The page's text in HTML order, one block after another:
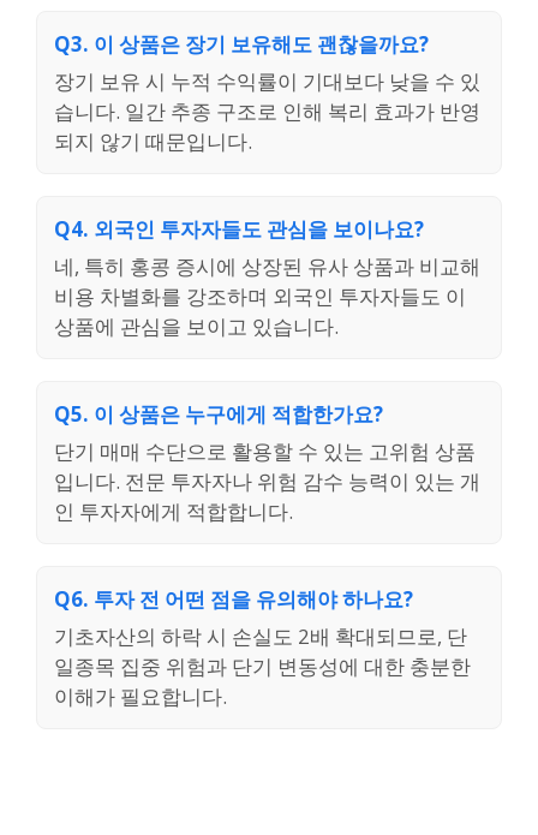
Q3. 이 상품은 장기 보유해도 괜찮을까요?
장기 보유 시 누적 수익률이 기대보다 낮을 수 있
습니다. 일간 추종 구조로 인해 복리 효과가 반영
되지 않기 때문입니다.
Q4. 외국인 투자자들도 관심을 보이나요?
네, 특히 홍콩 증시에 상장된 유사 상품과 비교해
비용 차별화를 강조하며 외국인 투자자들도 이
상품에 관심을 보이고 있습니다.
Q5. 이 상품은 누구에게 적합한가요?
단기 매매 수단으로 활용할 수 있는 고위험 상품
입니다. 전문 투자자나 위험 감수 능력이 있는 개
인 투자자에게 적합합니다.
Q6. 투자 전 어떤 점을 유의해야 하나요?
기초자산의 하락 시 손실도 2배 확대되므로, 단
일종목 집중 위험과 단기 변동성에 대한 충분한
이해가 필요합니다.